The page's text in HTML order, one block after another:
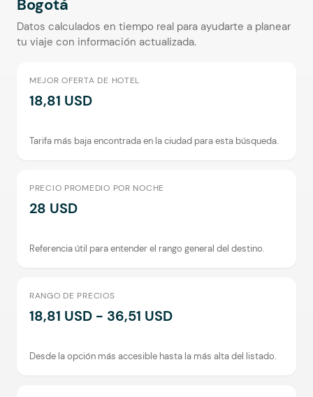
Bogotá
Datos calculados en tiempo real para ayudarte a planear
tu viaje con información actualizada.
MEJOR OFERTA DE HOTEL
18,81 USD
Tarifa más baja encontrada en la ciudad para esta búsqueda.
PRECIO PROMEDIO POR NOCHE
28 USD
Referencia útil para entender el rango general del destino.
RANGO DE PRECIOS
18,81 USD - 36,51 USD
Desde la opción más accesible hasta la más alta del listado.